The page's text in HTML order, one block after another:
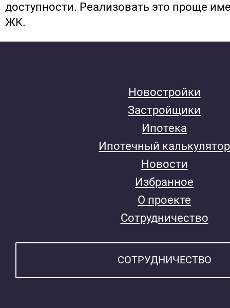
доступности. Реализовать это проще
ЖК.
Новостройки
Застройщики
Ипотека
Ипотечный калькулятор
Новости
Избранное
О проекте
Сотрудничество
СОТРУДНИЧЕСТВО